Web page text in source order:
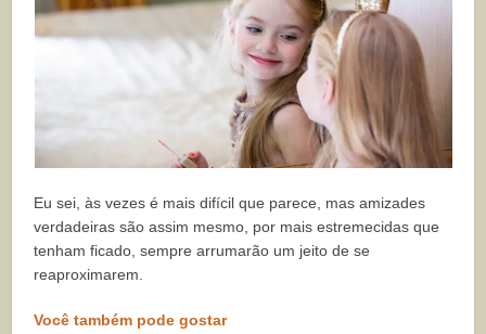
Eu sei, às vezes é mais difícil que parece, mas amizades
verdadeiras são assim mesmo, por mais estremecidas que
tenham ficado, sempre arrumarão um jeito de se
reaproximarem.
Você também pode gostar